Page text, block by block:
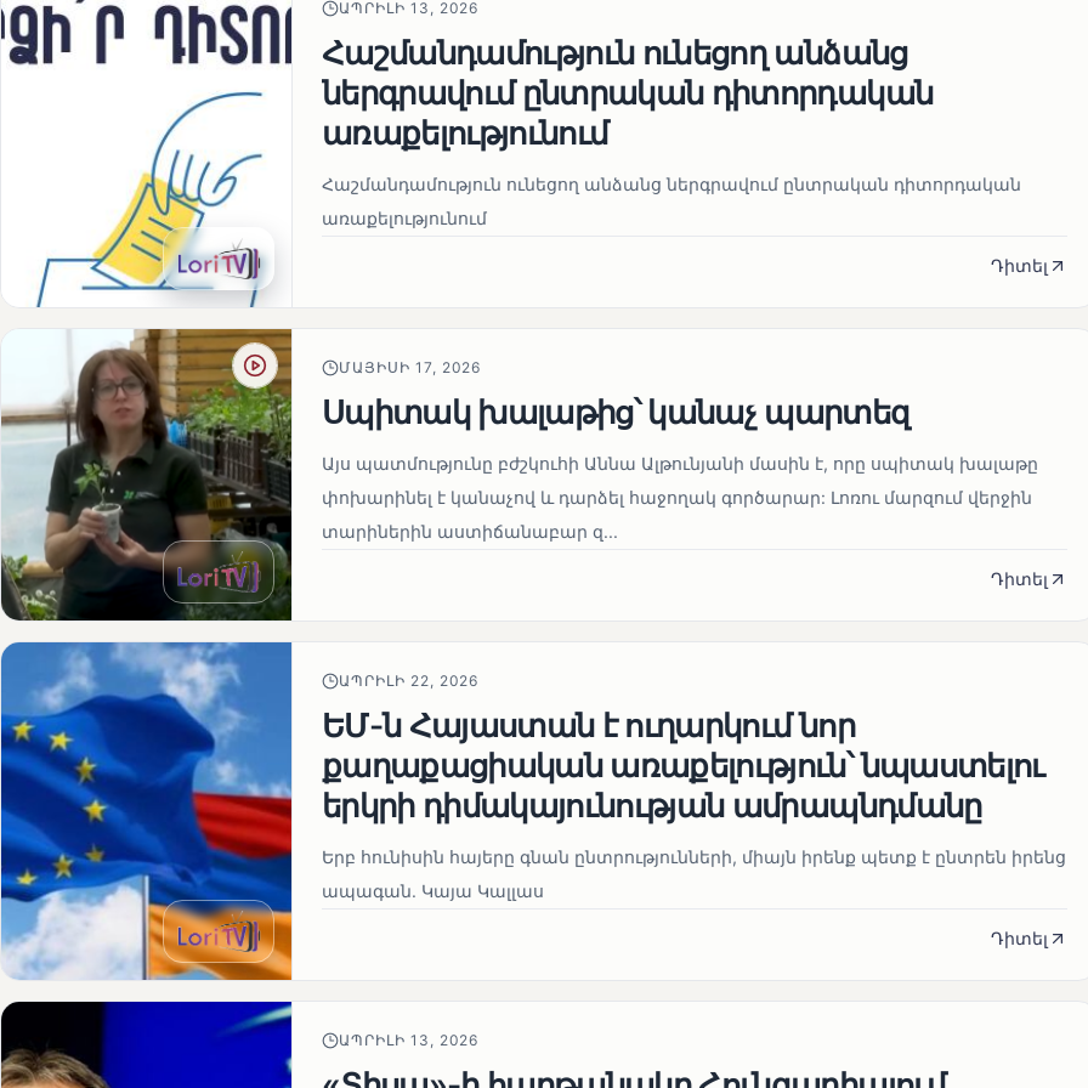
ԱՊՐԻԼԻ 13, 2026
Հաշմանդամություն ունեցող անձանց
ներգրավում ընտրական դիտորդական
առաքելությունում
Հաշմանդամություն ունեցող անձանց ներգրավում ընտրական դիտորդական
առաքելությունում
Դիտել
ՄԱՅԻՍԻ 17, 2026
Սպիտակ խալաթից՝ կանաչ պարտեզ
Այս պատմությունը բժշկուհի Աննա Ալթունյանի մասին է, որը սպիտակ խալաթը
փոխարինել է կանաչով և դարձել հաջողակ գործարար: Լոռու մարզում վերջին
տարիներին աստիճանաբար զ...
Դիտել
ԱՊՐԻԼԻ 22, 2026
ԵՄ-ն Հայաստան է ուղարկում նոր
քաղաքացիական առաքելություն՝ նպաստելու
երկրի դիմակայունության ամրապնդմանը
Երբ հունիսին հայերը գնան ընտրությունների, միայն իրենք պետք է ընտրեն իրենց
ապագան. Կայա Կալլաս
Դիտել
ԱՊՐԻԼԻ 13, 2026